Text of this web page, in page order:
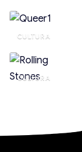
CULTURA
CULTURA